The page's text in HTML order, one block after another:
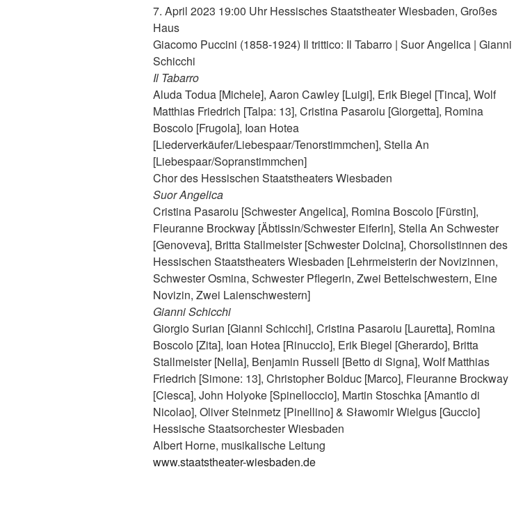
7. April 2023 19:00 Uhr Hessisches Staatstheater Wiesbaden, Großes
Haus
Giacomo Puccini (1858-1924) Il trittico: Il Tabarro | Suor Angelica | Gianni
Schicchi
Il Tabarro
Aluda Todua [Michele], Aaron Cawley [Luigi], Erik Biegel [Tinca], Wolf
Matthias Friedrich [Talpa: 13], Cristina Pasaroiu [Giorgetta], Romina
Boscolo [Frugola], Ioan Hotea
[Liederverkäufer/Liebespaar/Tenorstimmchen], Stella An
[Liebespaar/Sopranstimmchen]
Chor des Hessischen Staatstheaters Wiesbaden
Suor Angelica
Cristina Pasaroiu [Schwester Angelica], Romina Boscolo [Fürstin],
Fleuranne Brockway [Äbtissin/Schwester Eiferin], Stella An Schwester
[Genoveva], Britta Stallmeister [Schwester Dolcina], Chorsolistinnen des
Hessischen Staatstheaters Wiesbaden [Lehrmeisterin der Novizinnen,
Schwester Osmina, Schwester Pflegerin, Zwei Bettelschwestern, Eine
Novizin, Zwei Laienschwestern]
Gianni Schicchi
Giorgio Surian [Gianni Schicchi], Cristina Pasaroiu [Lauretta], Romina
Boscolo [Zita], Ioan Hotea [Rinuccio], Erik Biegel [Gherardo], Britta
Stallmeister [Nella], Benjamin Russell [Betto di Signa], Wolf Matthias
Friedrich [Simone: 13], Christopher Bolduc [Marco], Fleuranne Brockway
[Ciesca], John Holyoke [Spinelloccio], Martin Stoschka [Amantio di
Nicolao], Oliver Steinmetz [Pinellino] & Sławomir Wielgus [Guccio]
Hessische Staatsorchester Wiesbaden
Albert Horne, musikalische Leitung
www.staatstheater-wiesbaden.de